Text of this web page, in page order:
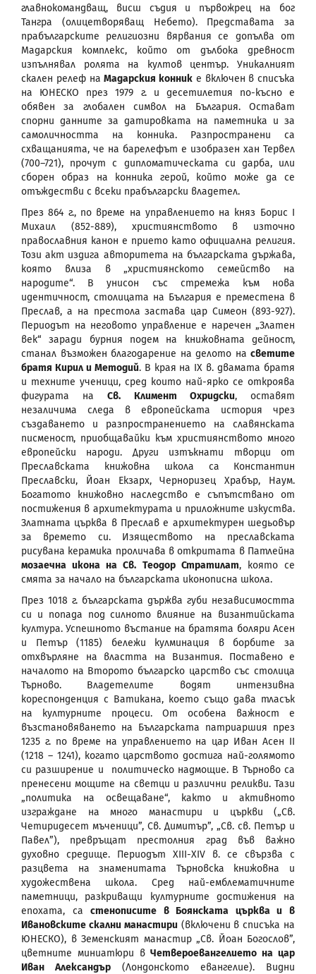
главнокомандващ, висш съдия и първожрец на бог
Тангра (олицетворяващ Небето). Представата за
прабългарските религиозни вярвания се допълва от
Мадарския комплекс, който от дълбока древност
изпълнявал ролята на култов център. Уникалният
скален релеф наМадарския конник е включен в списъка
на ЮНЕСКО през 1979 г. и десетилетия по-късно е
обявен за глобален символ на България. Остават
спорни данните за датировката на паметника и за
самоличността на конника. Разпространени са
схващанията, че на барелефът е изобразен хан Тервел
(700–721), прочут с дипломатическата си дарба, или
сборен образ на конника герой, който може да се
отъждестви с всеки прабългарски владетел.
През 864 г., по време на управлението на княз Борис I
Михаил (852-889), християнството в източно
православния канон е прието като официална религия.
Този акт издига авторитета на българската държава,
която влиза в „християнското семейство на
народите“. В унисон със стремежа към нова
идентичност, столицата на България е преместена в
Преслав, а на престола застава цар Симеон (893-927).
Периодът на неговото управление е наречен „Златен
век“ заради бурния подем на книжовната дейност,
станал възможен благодарение на делото на светите
братя Кирил и Методий. В края на IX в. двамата братя
и техните ученици, сред които най-ярко се откроява
фигурата наСв. Климент Охридски, оставят
незаличима следа в европейската история чрез
създаването и разпространението на славянската
писменост, приобщавайки към християнството много
европейски народи. Други изтъкнати творци от
Преславската книжовна школа са Константин
Преславски, Йоан Екзарх, Черноризец Храбър, Наум.
Богатото книжовно наследство е съпътствано от
постижения в архитектурата и приложните изкуства.
Златната църква в Преслав е архитектурен шедьовър
за времето си. Изяществото на преславската
рисувана керамика проличава в откритата в Патлейна
мозаечна икона на Св. Теодор Стратилат, която се
смята за начало на българската иконописна школа.
През 1018 г. българската държва губи независимостта
си и попада под силното влияние на византийската
култура. Успешното въстание на братята боляри Асен
и Петър (1185) бележи кулминация в борбите за
отхвърляне на властта на Византия. Поставено е
началото на Второто българско царство със столица
Търново. Владетелите водят интензивна
кореспонденция с Ватикана, което също дава тласък
на културните процеси. От особена важност е
възстановяването на Българската патриаршия през
1235 г. по време на управлението на цар Иван Асен II
(1218 – 1241), когато царството достига най-голямото
си разширение и политическо надмощие. В Търново са
пренесени мощите на светци и различни реликви. Тази
„политика на освещаване“, както и активното
изграждане на много манастири и църкви („Св.
Четиридесет мъченици”, Св. Димитър”, „Св. св. Петър и
Павел”), превръщат престолния град във важно
духовно средище. Периодът XIII-XIV в. се свързва с
разцвета на знаменитата Търновска книжовна и
художествена школа. Сред най-емблематичните
паметници, разкриващи културните достижения на
епохата, састенописите в Боянската църква и в
Ивановските скални манастири (включени в списъка на
ЮНЕСКО), в Земенският манастир „Св. Йоан Богослов”,
цветните миниатюри вЧетвероевангелието на цар
Иван Александър (Лондонското евангелие). Видни